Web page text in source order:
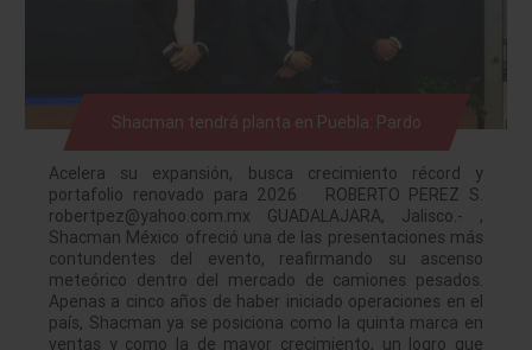
Shacman tendrá planta en Puebla: Pardo
Acelera su expansión, busca crecimiento récord y
portafolio renovado para 2026 ROBERTO PEREZ S.
robertpez@yahoo.com.mx GUADALAJARA, Jalisco.- ,
Shacman México ofreció una de las presentaciones más
contundentes del evento, reafirmando su ascenso
meteórico dentro del mercado de camiones pesados.
Apenas a cinco años de haber iniciado operaciones en el
país, Shacman ya se posiciona como la quinta marca en
ventas y como la de mayor crecimiento, un logro que